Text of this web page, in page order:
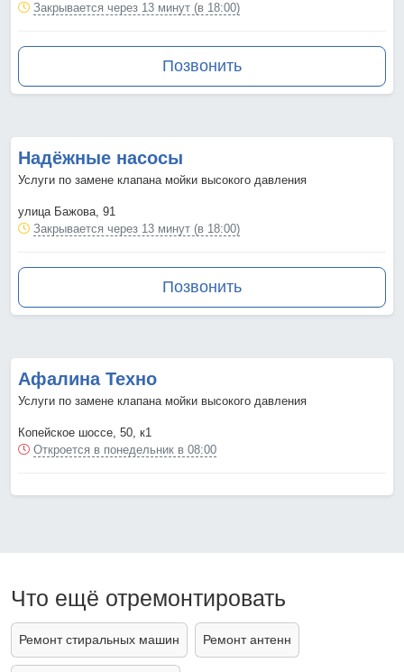
Закрывается через 13 минут (в 18:00)
Позвонить
Надёжные насосы
Услуги по замене клапана мойки высокого давления
улица Бажова, 91
Закрывается через 13 минут (в 18:00)
Позвонить
Афалина Техно
Услуги по замене клапана мойки высокого давления
Копейское шоссе, 50, к1
Откроется в понедельник в 08:00
Что ещё отремонтировать
Ремонт стиральных машин Ремонт антенн